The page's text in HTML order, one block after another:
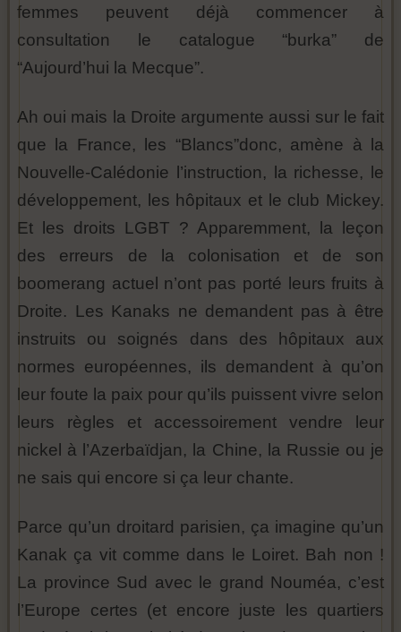
femmes peuvent déjà commencer à
consultation le catalogue “burka” de
“Aujourd’hui la Mecque”.
Ah oui mais la Droite argumente aussi sur le fait
que la France, les “Blancs”donc, amène à la
Nouvelle-Calédonie l’instruction, la richesse, le
développement, les hôpitaux et le club Mickey.
Et les droits LGBT ? Apparemment, la leçon
des erreurs de la colonisation et de son
boomerang actuel n’ont pas porté leurs fruits à
Droite. Les Kanaks ne demandent pas à être
instruits ou soignés dans des hôpitaux aux
normes européennes, ils demandent à qu’on
leur foute la paix pour qu’ils puissent vivre selon
leurs règles et accessoirement vendre leur
nickel à l’Azerbaïdjan, la Chine, la Russie ou je
ne sais qui encore si ça leur chante.
Parce qu’un droitard parisien, ça imagine qu’un
Kanak ça vit comme dans le Loiret. Bah non !
La province Sud avec le grand Nouméa, c’est
l’Europe certes (et encore juste les quartiers